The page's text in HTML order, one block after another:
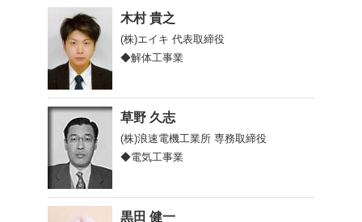
木村 貴之
(株)エイキ 代表取締役
◆解体工事業
草野 久志
(株)浪速電機工業所 専務取締役
◆電気工事業
黒田 健一